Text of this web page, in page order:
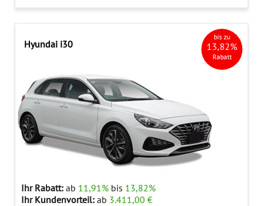
Hyundai i30
bis zu
13,82%
Rabatt
Ihr Rabatt: ab 11,91% bis 13,82%
Ihr Kundenvorteil: ab 3.411,00 €